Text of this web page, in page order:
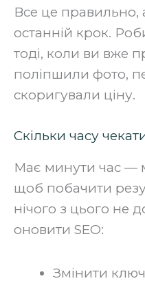
Все це правильно,
останній крок.
тоді, коли ви вже
поліпшили фото,
скоригували ціну.‍
Скільки часу
Має минути час —
щоб побачити
нічого з цього не
оновити SEO:
Змінити